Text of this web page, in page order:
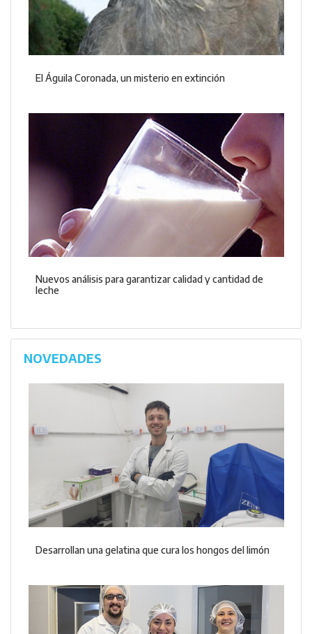
El Águila Coronada, un misterio en extinción
Nuevos análisis para garantizar calidad y cantidad de
leche
NOVEDADES
Desarrollan una gelatina que cura los hongos del limón